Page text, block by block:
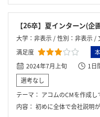
【26卒】夏インターン(企
大学：非表示 / 性別：非表示 /
満足度
2024年7月上旬
1日
選考なし
テーマ： アコムのCMを作成し
内容： 初めに全体で会社説明が行われた。その後、各グループに分かれてリーダーやチーム名を決め、CMを作成